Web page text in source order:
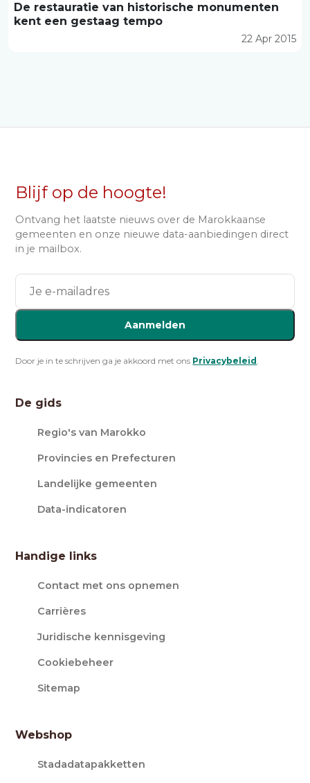
De restauratie van historische monumenten
kent een gestaag tempo
22 Apr 2015
Blijf op de hoogte!
Ontvang het laatste nieuws over de Marokkaanse
gemeenten en onze nieuwe data-aanbiedingen direct
in je mailbox.
Aanmelden
Door je in te schrijven ga je akkoord met ons Privacybeleid .
De gids
Regio's van Marokko
Provincies en Prefecturen
Landelijke gemeenten
Data-indicatoren
Handige links
Contact met ons opnemen
Carrières
Juridische kennisgeving
Cookiebeheer
Sitemap
Webshop
Stadadatapakketten